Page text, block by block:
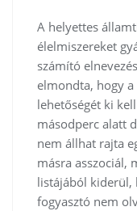
A helyettes
élelmiszereket
számító
elmondta, hogy
lehetőségét ki
másodperc alatt
nem állhat rajta
másra asszociál,
listájából kiderül,
fogyasztó nem